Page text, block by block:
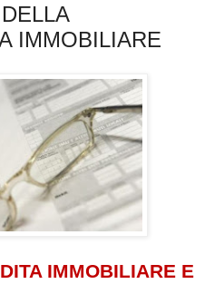
IMMOBILIARE
IMMOBILIAREE